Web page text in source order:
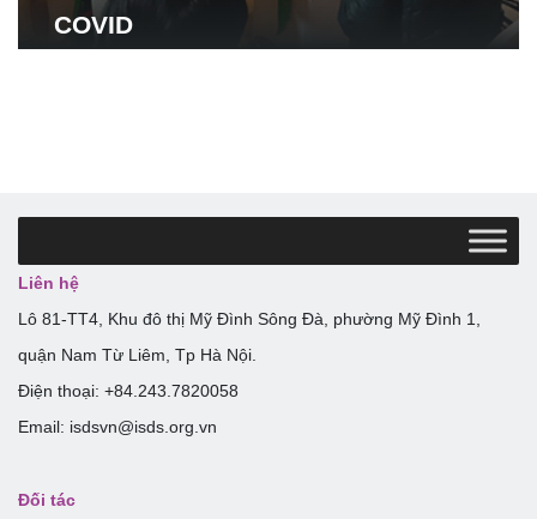
COVID
Liên hệ
Lô 81-TT4, Khu đô thị Mỹ Đình Sông Đà, phường Mỹ Đình 1,
quận Nam Từ Liêm, Tp Hà Nội.
Điện thoại: +84.243.7820058
Email: isdsvn@isds.org.vn
Đối tác